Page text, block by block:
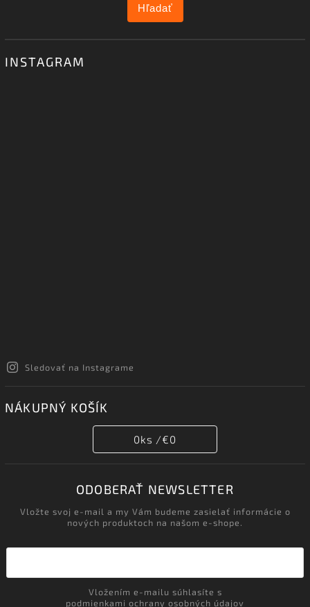
Hľadať
INSTAGRAM
Sledovať na Instagrame
NÁKUPNÝ KOŠÍK
0ks /€0
ODOBERAŤ NEWSLETTER
Vložte svoj e-mail a my Vám budeme zasielať informácie o
nových produktoch na našom e-shope.
podmienkami ochrany osobných údajov